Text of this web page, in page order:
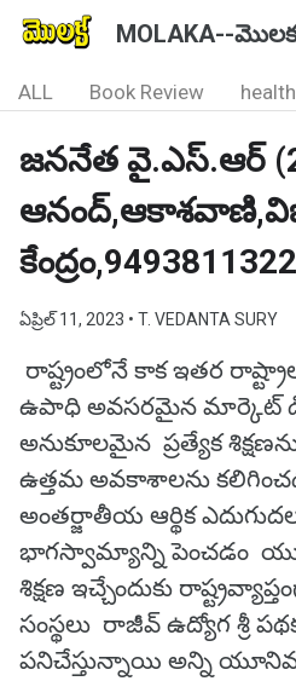
MOLAKA--మొలక
ALL Book Review
జననేత వై.ఎస్.ఆర్
కేంద్రం,9493811322
ఏప్రిల్ 11, 2023 • T. VEDANTA SURY
రాష్ట్రంలోనే కాక ఇతర
ఉపాధి అవసరమైన మార్కెట్
అనుకూలమైన ప్రత్యేక
ఉత్తమ అవకాశాలను
అంతర్జాతీయ ఆర్థిక
భాగస్వామ్యాన్ని పెంచడం
శిక్షణ ఇచ్చేందుకు
సంస్థలు రాజీవ్ ఉద్యోగ శ్రీ
పనిచేస్తున్నాయి అన్ని